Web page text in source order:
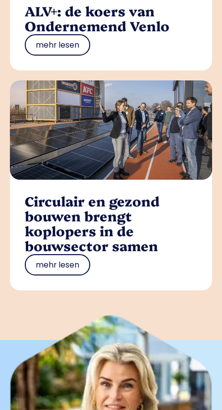
ALV+: de koers van
Ondernemend Venlo
mehr lesen
Circulair en gezond
bouwen brengt
koplopers in de
bouwsector samen
mehr lesen